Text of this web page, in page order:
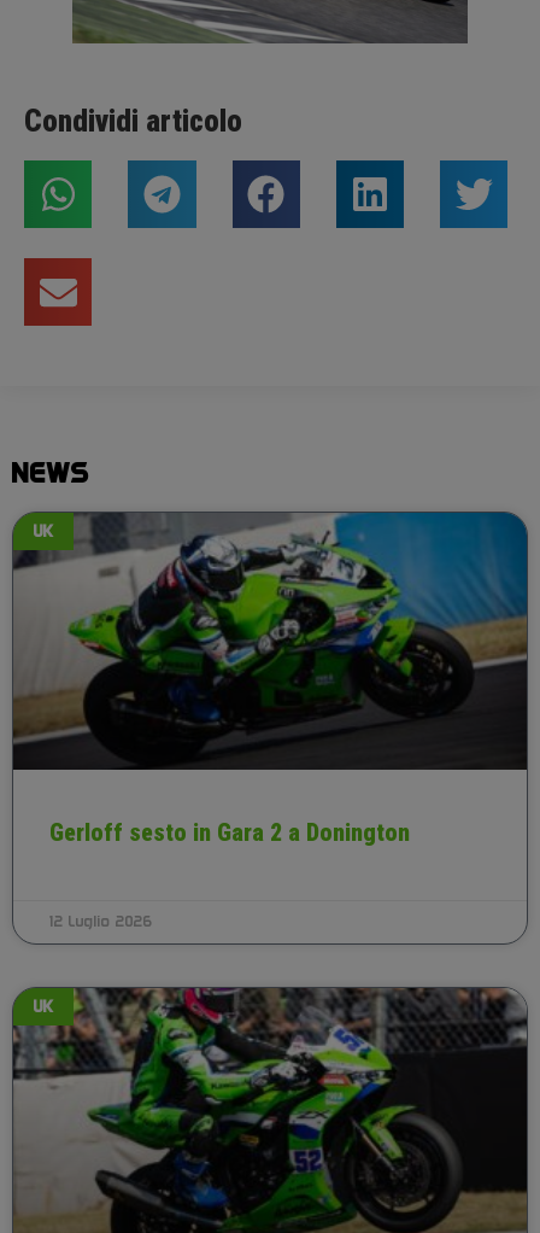
Condividi articolo
NEWS
UK
Gerloff sesto in Gara 2 a Donington
12 Luglio 2026
UK